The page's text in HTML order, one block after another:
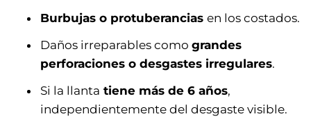
Burbujas o protuberancias en los costados.
Daños irreparables como grandes
perforaciones o desgastes irregulares.
Si la llanta tiene más de 6 años,
independientemente del desgaste visible.